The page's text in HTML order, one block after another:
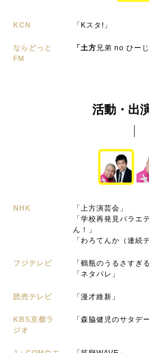
KCN 「Kスタ!」
ならどっと
FM
「土方 兄弟 no ひー
活動・出
NHK
「上方演芸会」
「学校再発見バラ
ん！」
「わろてんか（連続
フジテレビ
「鶴瓶のうるさすぎ
「ネタパレ」
読売テレビ 「漫才維新」
KBS京都ラ
ジオ
「森脇健児のサタデ